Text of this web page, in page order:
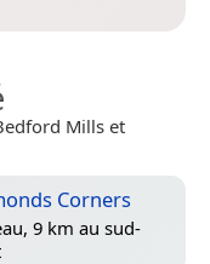
Mills et
Corners
9 km au sud-